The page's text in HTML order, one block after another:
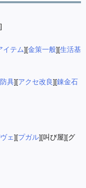
]
イテム][金策一般][生活基
具][アクセ改良][錬金石
ェ][プガル][叫び屋][グ